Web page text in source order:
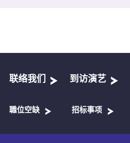
联络我们 到访演艺
職位空缺 招标事项